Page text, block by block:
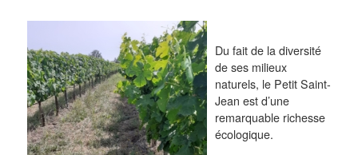
Du fait de la diversité
de ses milieux
naturels, le Petit Saint-
Jean est d’une
remarquable richesse
écologique.